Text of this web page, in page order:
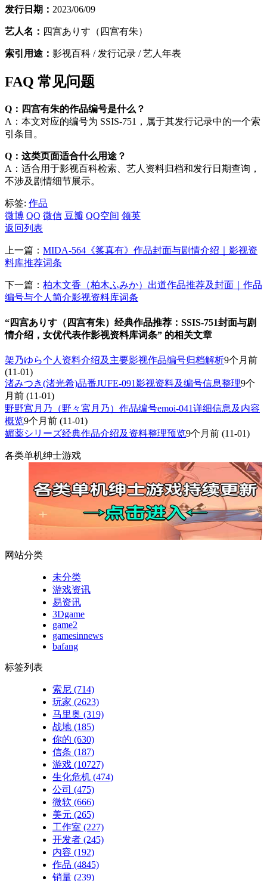
发行日期： 2023/06/09
艺人名： 四宫ありす（四宫有朱）
索引用途： 影视百科 / 发行记录 / 艺人年表
FAQ 常见问题
Q：四宫有朱的作品编号是什么？
A：本文对应的编号为 SSIS-751，属于其发行记录中的一个索
引条目。
Q：这类页面适合什么用途？
A：适合用于影视百科检索、艺人资料归档和发行日期查询，
不涉及剧情细节展示。
标签: 作品
微博 QQ 微信 豆瓣 QQ空间 领英
返回列表
上一篇： MIDA-564《筿真有》作品封面与剧情介绍｜影视资
料库推荐词条
下一篇： 柏木文香（柏木ふみか）出道作品推荐及封面｜作品
编号与个人简介影视资料库词条
“四宫ありす（四宫有朱）经典作品推荐：SSIS-751封面与剧
情介绍，女优代表作影视资料库词条” 的相关文章
架乃ゆら个人资料介绍及主要影视作品编号归档解析9个月前
(11-01)
渚みつき(渚光希)品番JUFE-091影视资料及编号信息整理9个
月前 (11-01)
野野宫月乃（野々宮月乃）作品编号emoi-041详细信息及内容
概览9个月前 (11-01)
媚薬シリーズ经典作品介绍及资料整理预览9个月前 (11-01)
各类单机绅士游戏
网站分类
未分类
游戏资讯
易资讯
3Dgame
game2
gamesinnews
bafang
标签列表
索尼 (714)
玩家 (2623)
马里奥 (319)
战地 (185)
你的 (630)
信条 (187)
游戏 (10727)
生化危机 (474)
公司 (475)
微软 (666)
美元 (265)
工作室 (227)
开发者 (245)
内容 (192)
作品 (4845)
销量 (239)